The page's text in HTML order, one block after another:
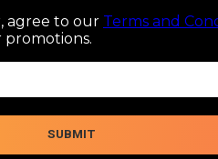
agree to our Terms and
promotions.